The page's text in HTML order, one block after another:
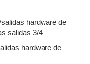
hardware de
salidas 3/4
hardware de